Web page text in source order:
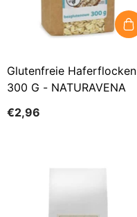
Glutenfreie Haferflocken
300 G - NATURAVENA
€2,96